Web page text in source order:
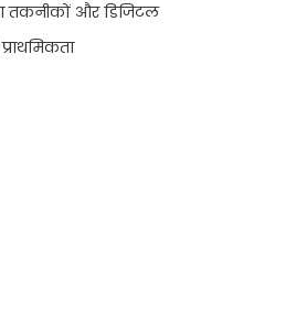
तकनीकों और डिजिटल